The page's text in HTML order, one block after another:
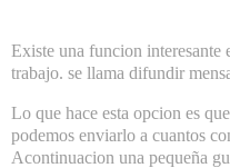
Existe una funcion interesante
trabajo. se llama difundir
Lo que hace esta opcion es
podemos enviarlo a cuantos
Acontinuacion una pequeña